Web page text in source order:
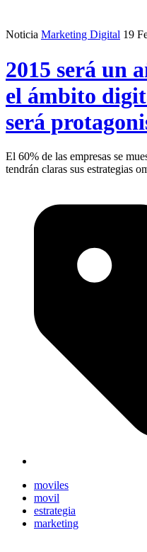
Noticia Marketing Digital 19
2015 será un
el ámbito
será
El 60% de las empresas se
tendrán claras sus estrategias
moviles
movil
estrategia
marketing